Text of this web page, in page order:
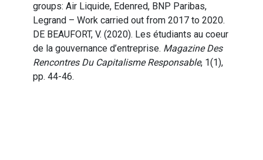
groups: Air Liquide, Edenred, BNP Paribas,
Legrand – Work carried out from 2017 to 2020.
DE BEAUFORT, V. (2020). Les étudiants au coeur
de la gouvernance d’entreprise. Magazine Des
Rencontres Du Capitalisme Responsable, 1(1),
pp. 44-46.